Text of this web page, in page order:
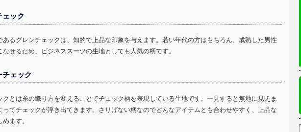
ェック
あるグレンチェックは、知的で上品な印象を与えます。若い年代の方はもちろん、成熟した男性
なせるため、ビジネススーツの生地としても人気の柄です。
チェック
クとは糸の織り方を変えることでチェック柄を表現している生地です。一見すると無地に見えま
ってチェックが浮き出てきます。さりげない柄なのでどんなアイテムとも合わせやすく、上品な
ます。